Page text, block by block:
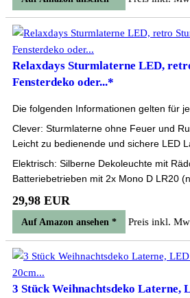
Relaxdays Sturmlaterne LED,
Fensterdeko oder...*
Die folgenden Informationen gelten für
Clever: Sturmlaterne ohne Feuer und
Leicht zu bedienende und sichere LED
Elektrisch: Silberne Dekoleuchte mit
Batteriebetrieben mit 2x Mono D LR20
29,98 EUR
Auf Amazon ansehen * Preis inkl.
3 Stück Weihnachtsdeko Laterne,